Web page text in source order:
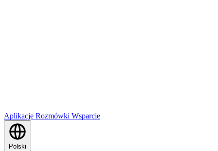
Aplikacje Rozmówki Wsparcie
Polski